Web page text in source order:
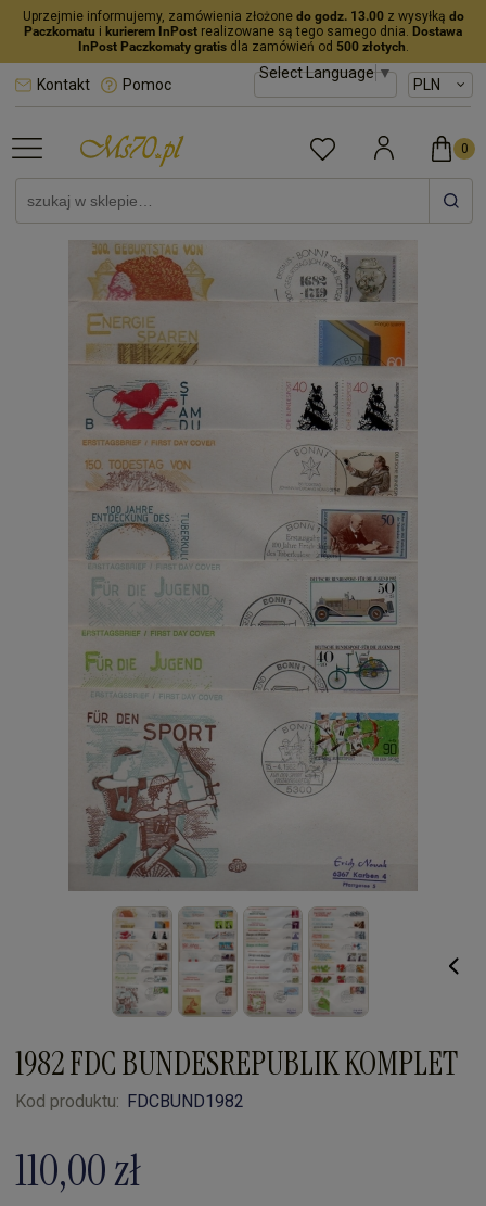
Uprzejmie informujemy, zamówienia złożone do godz. 13.00z wysyłką do
Paczkomatu i kurierem InPost realizowane są tego samego dnia. Dostawa
InPost Paczkomaty gratisdla zamówień od 500 złotych.
Select Language▼
Kontakt Pomoc
1982 FDC BUNDESREPUBLIK KOMPLET
Kod produktu: FDCBUND1982
110,00 zł